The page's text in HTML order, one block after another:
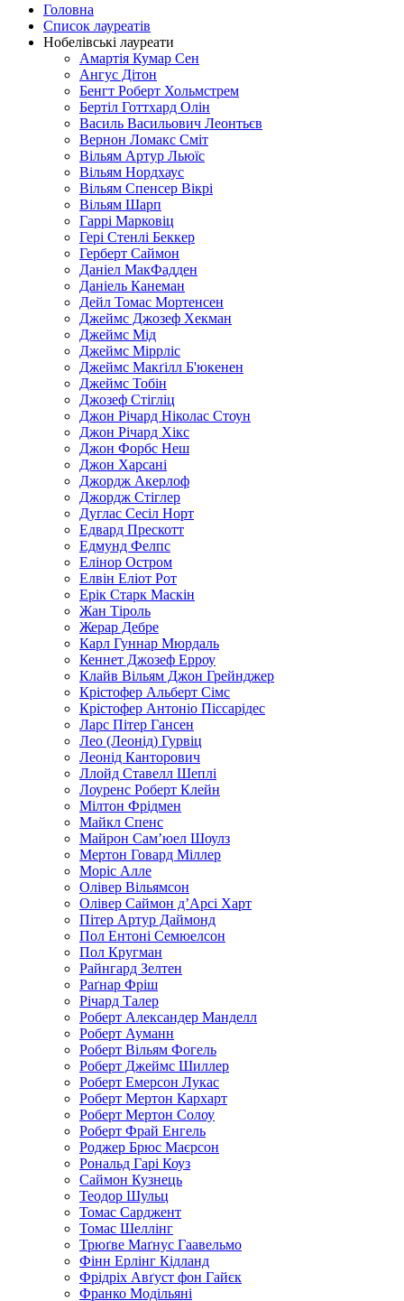
Головна
Список лауреатів
Нобелівські лауреати
Амартія Кумар Сен
Ангус Дітон
Бенгт Роберт Хольмстрем
Бертіл Готтхард Олін
Василь Васильович Леонтьєв
Вернон Ломакс Сміт
Вільям Артур Льюїс
Вільям Нордхаус
Вільям Спенсер Вікрі
Вільям Шарп
Гаррі Марковіц
Гері Стенлі Беккер
Герберт Саймон
Даніел МакФадден
Даніель Канеман
Дейл Томас Мортенсен
Джеймс Джозеф Хекман
Джеймс Мід
Джеймс Міррліс
Джеймс Макґілл Б'юкенен
Джеймс Тобін
Джозеф Стігліц
Джон Річард Ніколас Стоун
Джон Річард Хікс
Джон Форбс Неш
Джон Харсані
Джордж Акерлоф
Джордж Стіглер
Дуглас Сесіл Норт
Едвард Прескотт
Едмунд Фелпс
Елінор Остром
Елвін Еліот Рот
Ерік Старк Маскін
Жан Тіроль
Жерар Дебре
Карл Гуннар Мюрдаль
Кеннет Джозеф Ерроу
Клайв Вільям Джон Грейнджер
Крістофер Альберт Сімс
Крістофер Антоніо Піссарідес
Ларс Пітер Гансен
Лео (Леонід) Гурвіц
Леонід Канторович
Ллойд Ставелл Шеплі
Лоуренс Роберт Клейн
Мілтон Фрідмен
Майкл Спенс
Майрон Сам’юел Шоулз
Мертон Говард Міллер
Моріс Алле
Олівер Вільямсон
Олівер Саймон д’Арсі Харт
Пітер Артур Даймонд
Пол Ентоні Семюелсон
Пол Кругман
Райнгард Зелтен
Раґнар Фріш
Річард Талер
Роберт Александер Манделл
Роберт Ауманн
Роберт Вільям Фогель
Роберт Джеймс Шиллер
Роберт Емерсон Лукас
Роберт Мертон Кархарт
Роберт Мертон Солоу
Роберт Фрай Енгель
Роджер Брюс Маєрсон
Рональд Гарі Коуз
Саймон Кузнець
Теодор Шульц
Томас Сарджент
Томас Шеллінг
Трюґве Маґнус Гаавельмо
Фінн Ерлінг Кідланд
Фрідріх Авґуст фон Гайєк
Франко Модільяні